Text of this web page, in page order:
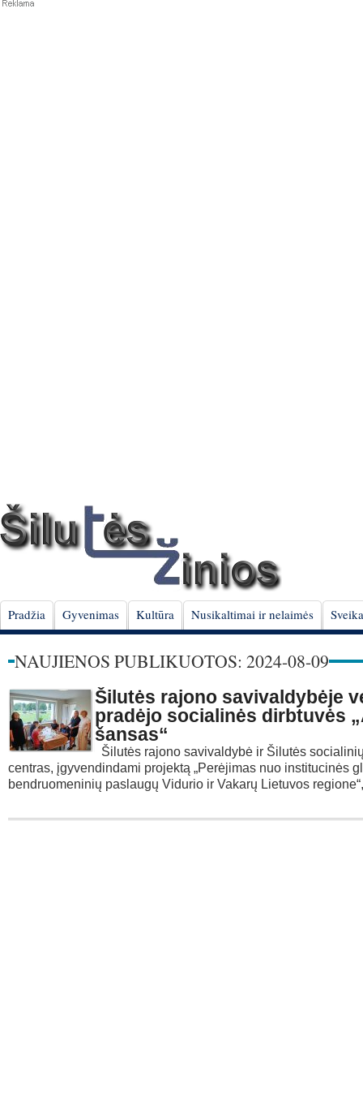
Pradžia Gyvenimas Kultūra Nusikaltimai ir nelaimės
NAUJIENOS PUBLIKUOTOS: 2024-08-09
Šilutės rajono savivaldybėje
pradėjo socialinės dirbtuvės
šansas“
Šilutės rajono savivaldybė ir Šilutės
centras, įgyvendindami projektą „Perėjimas nuo institucinės
bendruomeninių paslaugų Vidurio ir Vakarų Lietuvos regione“,